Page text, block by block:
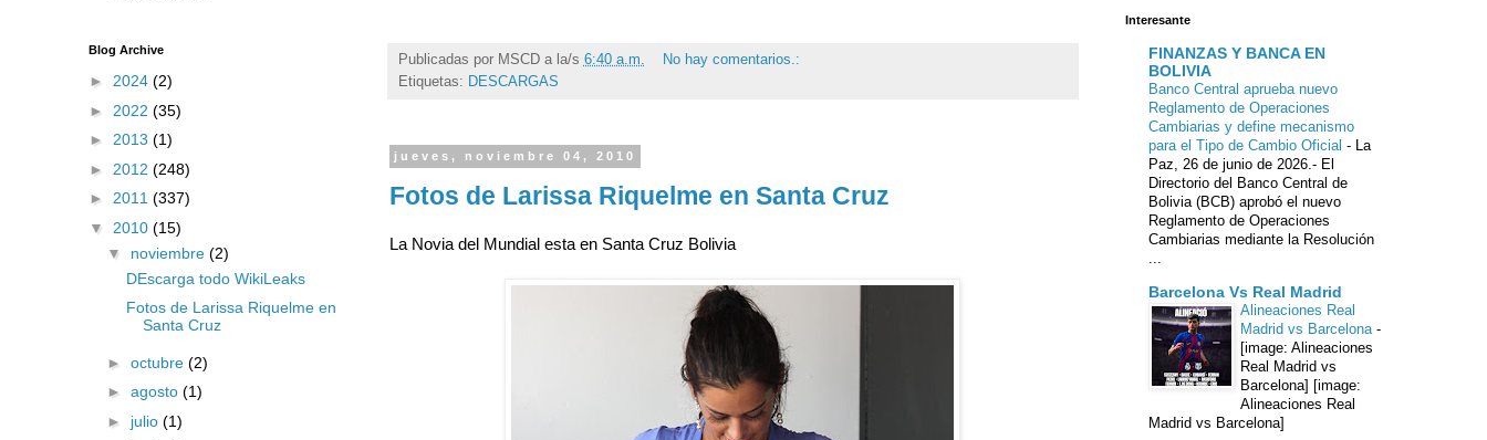
Publicadas por MSCD a la/s 6:40 a.m.
No hay comentarios.:
Etiquetas: DESCARGAS
jueves, noviembre 04, 2010
Fotos de Larissa Riquelme en Santa Cruz
La Novia del Mundial esta en Santa Cruz Bolivia
Blog Archive
► 2024 (2)
► 2022 (35)
► 2013 (1)
► 2012 (248)
► 2011 (337)
▼ 2010 (15)
▼ noviembre(2)
DEscarga todo WikiLeaks
Fotos de Larissa Riquelme en
Santa Cruz
►octubre(2)
►agosto(1)
► julio(1)
Interesante
FINANZAS Y BANCA EN
BOLIVIA
Banco Central aprueba nuevo
Reglamento de Operaciones
Cambiarias y define mecanismo
para el Tipo de Cambio Oficial - La
Paz, 26 de junio de 2026.- El
Directorio del Banco Central de
Bolivia (BCB) aprobó el nuevo
Reglamento de Operaciones
Cambiarias mediante la Resolución
...
Barcelona Vs Real Madrid
Alineaciones Real
Madrid vs Barcelona -
[image: Alineaciones
Real Madrid vs
Barcelona] [image:
Alineaciones Real
Madrid vs Barcelona]